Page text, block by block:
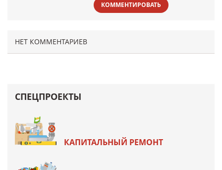
КОММЕНТИРОВАТЬ
НЕТ КОММЕНТАРИЕВ
СПЕЦПРОЕКТЫ
КАПИТАЛЬНЫЙ РЕМОНТ